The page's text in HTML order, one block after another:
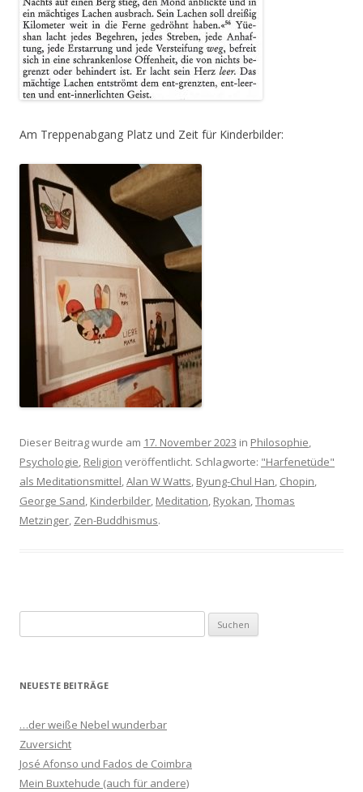
Am Treppenabgang Platz und Zeit für Kinderbilder:
Dieser Beitrag wurde am 17. November 2023 in Philosophie,
Psychologie, Religion veröffentlicht. Schlagworte: "Harfenetüde"
als Meditationsmittel,Alan W Watts, Byung-Chul Han, Chopin,
George Sand, Kinderbilder, Meditation, Ryokan,Thomas
Metzinger, Zen-Buddhismus.
u
h
n
a
c
NEUESTE BEITRÄGE
…der weiße Nebel wunderbar
Zuversicht
José Afonso und Fados de Coimbra
Mein Buxtehude (auch für andere)